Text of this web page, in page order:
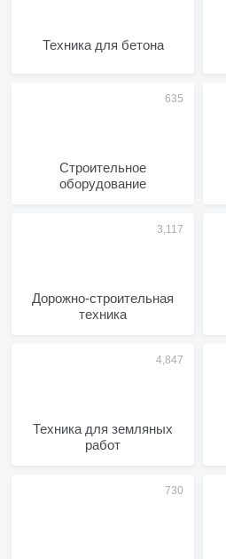
Техника для бетона
Строительное
оборудование
Дорожно-строительная
техника
Техника для земляных
работ